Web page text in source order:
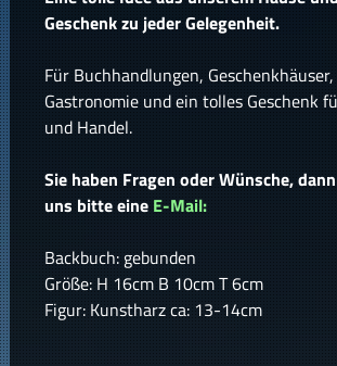
Geschenk zu jeder Gelegenheit.
Für Buchhandlungen,
Gastronomie und ein tolles Geschenk
und Handel.
Sie haben Fragen oder Wünsche,
uns bitte eine E-Mail:
Backbuch: gebunden
Größe: H 16cm B 10cm T 6cm
Figur: Kunstharz ca: 13-14cm